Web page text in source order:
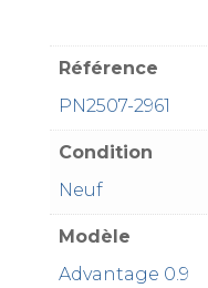
Référence
PN2507-2961
Condition
Neuf
Modèle
Advantage 0.9